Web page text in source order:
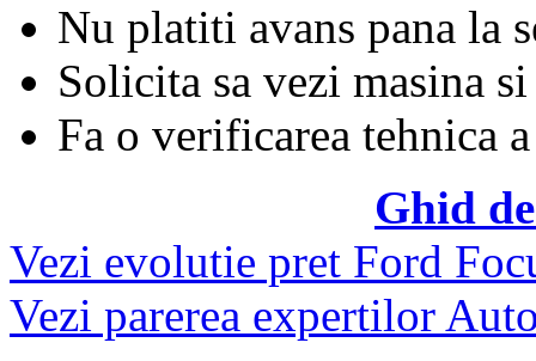
Nu platiti avans pana la
Solicita sa vezi masina si
Fa o verificarea tehnica
Ghid
Vezi evolutie pret Ford
Vezi parerea expertilor